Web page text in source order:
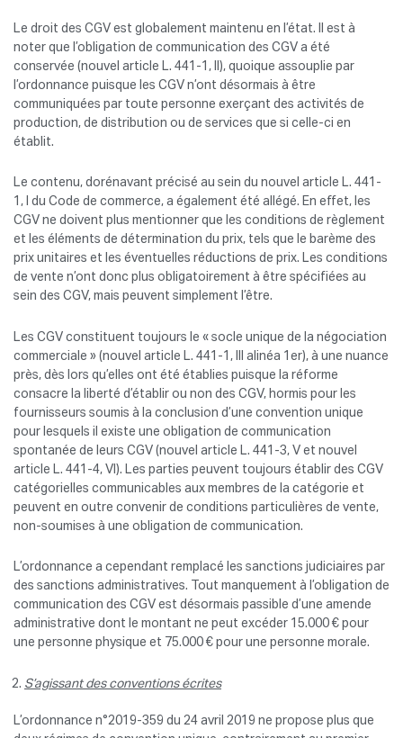
Le droit des CGV est globalement maintenu en l’état. Il est à
noter que l’obligation de communication des CGV a été
conservée (nouvel article L. 441-1, II), quoique assouplie par
l’ordonnance puisque les CGV n’ont désormais à être
communiquées par toute personne exerçant des activités de
production, de distribution ou de services que si celle-ci en
établit.
Le contenu, dorénavant précisé au sein du nouvel article L. 441-
1, I du Code de commerce, a également été allégé. En effet, les
CGV ne doivent plus mentionner que les conditions de règlement
et les éléments de détermination du prix, tels que le barème des
prix unitaires et les éventuelles réductions de prix. Les conditions
de vente n’ont donc plus obligatoirement à être spécifiées au
sein des CGV, mais peuvent simplement l’être.
Les CGV constituent toujours le « socle unique de la négociation
commerciale » (nouvel article L. 441-1, III alinéa 1er), à une nuance
près, dès lors qu’elles ont été établies puisque la réforme
consacre la liberté d’établir ou non des CGV, hormis pour les
fournisseurs soumis à la conclusion d’une convention unique
pour lesquels il existe une obligation de communication
spontanée de leurs CGV (nouvel article L. 441-3, V et nouvel
article L. 441-4, VI). Les parties peuvent toujours établir des CGV
catégorielles communicables aux membres de la catégorie et
peuvent en outre convenir de conditions particulières de vente,
non-soumises à une obligation de communication.
L’ordonnance a cependant remplacé les sanctions judiciaires par
des sanctions administratives. Tout manquement à l’obligation de
communication des CGV est désormais passible d’une amende
administrative dont le montant ne peut excéder 15.000 € pour
une personne physique et 75.000 € pour une personne morale.
S’agissant des conventions écrites
L’ordonnance n°2019-359 du 24 avril 2019 ne propose plus que